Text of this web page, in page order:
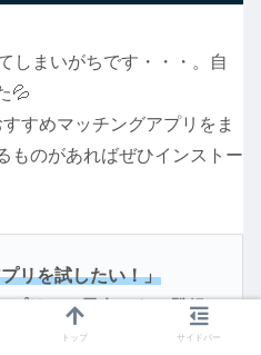
しまいがちです・・・。自
💦
すめマッチングアプリをま
ものがあればぜひインストー
リを試したい！」
プリ！（男女ともに登録
トップ サイドバー